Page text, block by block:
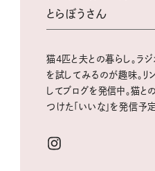
とらぼうさん
猫4匹と夫との暮らし。ラ
を試してみるのが趣味。 リ
してブログを発信中。猫と
つけた「いいな」を発信予定